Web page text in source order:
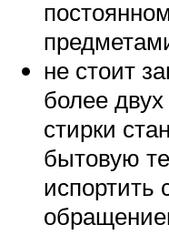
не стоит
более
стирки
бытовую
испортить